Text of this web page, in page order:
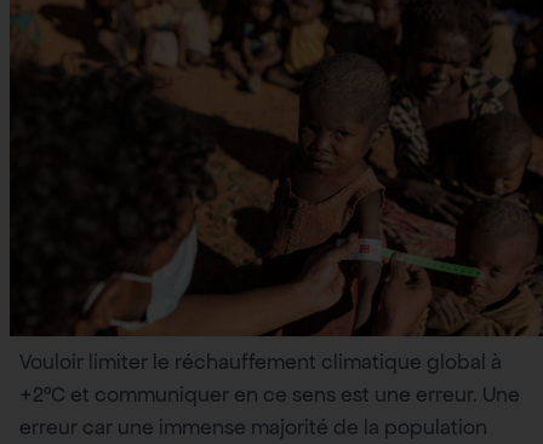
Vouloir limiter le réchauffement climatique global à
+2°C et communiquer en ce sens est une erreur. Une
erreur car une immense majorité de la population